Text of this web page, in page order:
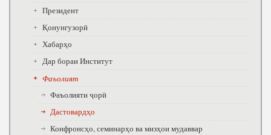
Президент
Қонунгузорӣ
Хабарҳо
Дар бораи Институт
Фаъолият
Фаъолияти ҷорӣ
Дастовардҳо
Конфронсҳо, семинарҳо ва мизҳои мудаввар